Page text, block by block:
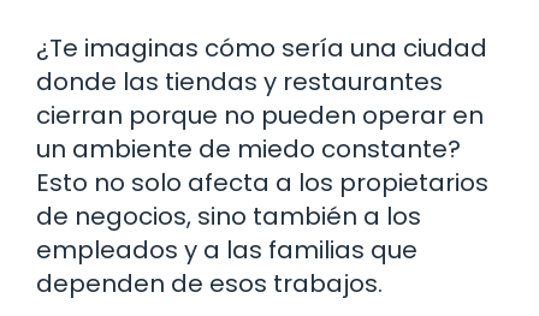
¿Te imaginas cómo sería una ciudad
donde las tiendas y restaurantes
cierran porque no pueden operar en
un ambiente de miedo constante?
Esto no solo afecta a los propietarios
de negocios, sino también a los
empleados y a las familias que
dependen de esos trabajos.